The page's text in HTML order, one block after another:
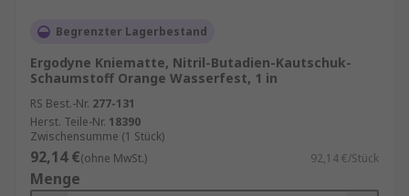
Begrenzter Lagerbestand
Ergodyne Kniematte, Nitril-Butadien-Kautschuk-
Schaumstoff Orange Wasserfest, 1 in
RS Best.-Nr. 277-131
Herst. Teile-Nr. 18390
Zwischensumme (1 Stück)
92,14 €(ohne MwSt.) 92,14 €/Stück
Menge